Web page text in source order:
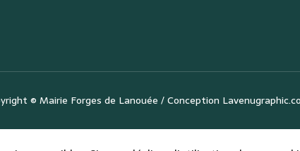
© Mairie Forges de Lanouée / Conception